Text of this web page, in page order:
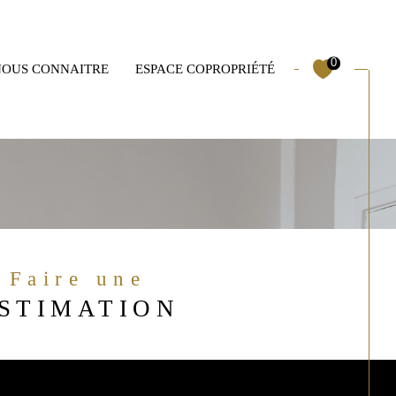
Mas Garages
CONNAITRE ESPACE COPROPRIÉTÉ 0
Faire une